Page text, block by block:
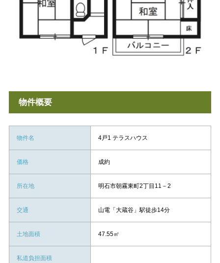
物件概要
物件名 4戸1 テラスハウス
価格 成約
所在地 明石市朝霧東町2丁目11－2
交通 山電「大蔵谷」駅徒歩14分
土地面積 47.55㎡
私道負担面積